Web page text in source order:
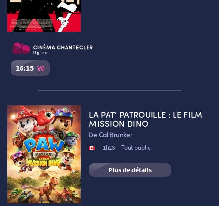
RETOUR
RETOUR
16:15 VO
Séance du06/08/2026à 16:15 VO
Cinéma Le Chantecler – Ugine :Salle n°2
Réserver une place
LA PAT’ PATROUILLE : LE FILM
MISSION DINO
De Cal Brunker
- 1h28 - Tout public
Plus de détails